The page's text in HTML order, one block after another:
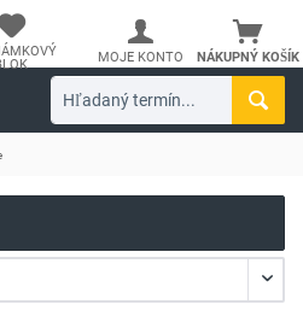
NÁKUPNÝ KOŠÍK
MOJE KONTO